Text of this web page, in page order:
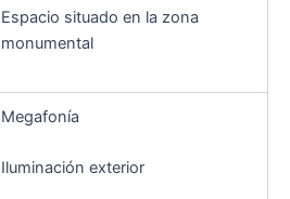
Espacio situado en la zona
monumental
Megafonía
Iluminación exterior